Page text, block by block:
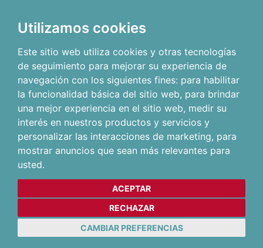
Utilizamos cookies
Este sitio web utiliza cookies y otras tecnologías
de seguimiento para mejorar su experiencia de
navegación con los siguientes fines: para habilitar
la funcionalidad básica del sitio web, para brindar
una mejor experiencia en el sitio web, medir su
interés en nuestros productos y servicios y
personalizar las interacciones de marketing, para
mostrar anuncios que sean más relevantes para
usted.
ACEPTAR
RECHAZAR
CAMBIAR PREFERENCIAS